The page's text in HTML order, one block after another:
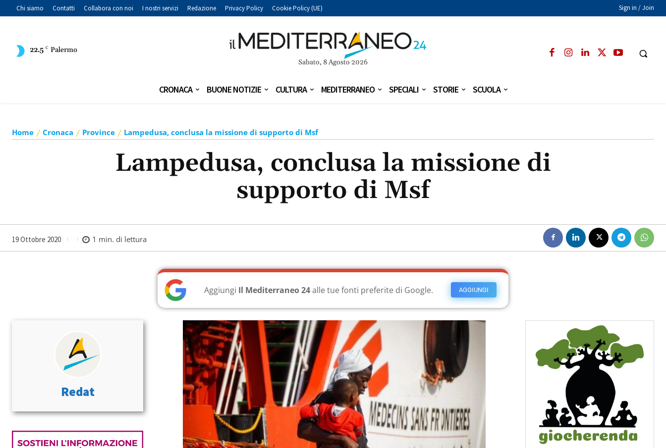
Chi siamo Contatti Collabora con noi I nostri servizi Redazione Privacy Policy Cookie Policy (UE) Sign in / Join
22.5 C Palermo
Sabato, 8 Agosto 2026
CRONACA BUONE NOTIZIE CULTURA MEDITERRANEO SPECIALI STORIE SCUOLA
Home Cronaca Province Lampedusa, conclusa la missione di supporto di Msf
Lampedusa, conclusa la missione di
supporto di Msf
19 Ottobre 2020 1 min. di lettura
AGGIUNGI
Aggiungi Il Mediterraneo 24alle tue fonti preferite di Google.
Redat